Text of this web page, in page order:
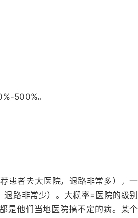
500%。
者去大医院，退路非常多），一
路非常少）。大概率=医院的级别
是他们当地医院搞不定的病。某个